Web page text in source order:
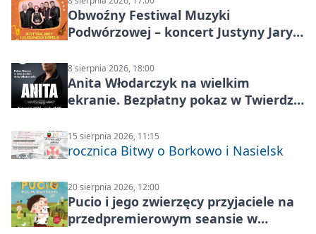
Obwoźny Festiwal Muzyki
Podwórzowej – koncert Justyny Jary i
8 sierpnia 2026, 18:00
Anita Włodarczyk na wielkim
ekranie. Bezpłatny pokaz w Twierdzy
15 sierpnia 2026, 11:15
rocznica Bitwy o Borkowo i Nasielsk
20 sierpnia 2026, 12:00
Pucio i jego zwierzęcy przyjaciele na
przedpremierowym seansie w